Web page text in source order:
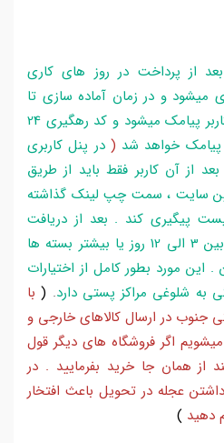
از پرداخت در روز های کاری
و در زمان آماده سازی تا
تحویل بارکد ، مراحل برای کاربر پیامک میشود و کد رهگیری 24
پیامک خواهد شد ( در پنل کاربری
از آن کاربر فقط باید از طریق
سایت ، سمت چپ لینک گذاشته
193 با پست پیگیری کند . بعد از دریافت
کدرهگیری 24 رقمی معمولا بین 3 الی 12 روز یا بیشتر بسته ها
این مورد بطور کامل از اختیارات
به شلوغی مراکز پستی دارد.
(با
جنوب در ارسال کالاهای خارجی و
اگر فروشگاه های دیگر قول
از همان جا خرید بفرمایید . در
عجله در تحویل باعث افتخار
دهید )